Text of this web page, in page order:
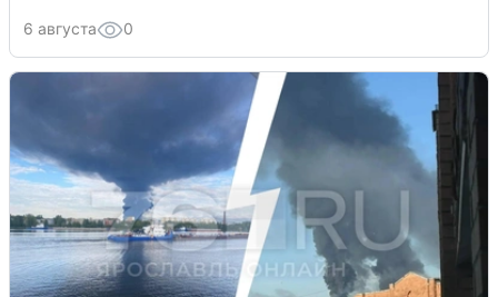
6 августа 0